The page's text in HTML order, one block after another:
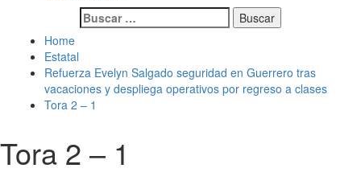
Buscar:
Home
Estatal
Refuerza Evelyn Salgado seguridad en Guerrero tras
vacaciones y despliega operativos por regreso a clases
Tora 2 – 1
Tora 2 – 1